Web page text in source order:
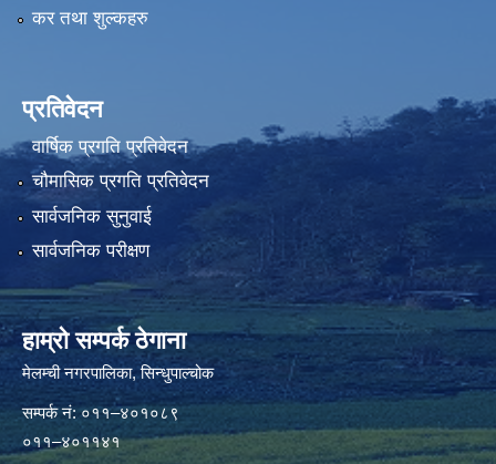
कर तथा शुल्कहरु
प्रतिवेदन
वार्षिक प्रगति प्रतिवेदन
चौमासिक प्रगति प्रतिवेदन
सार्वजनिक सुनुवाई
सार्वजनिक परीक्षण
हाम्रो सम्पर्क ठेगाना
मेलम्ची नगरपालिका‍, सिन्धुपाल्चोक
सम्पर्क न‌ं: ०११–४०१०८९
०११–४०११४१